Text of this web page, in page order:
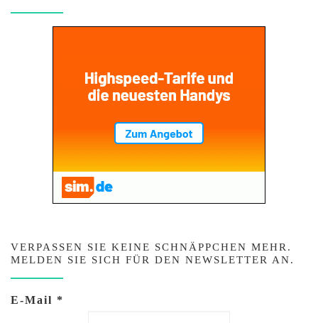
VERPASSEN SIE KEINE SCHNÄPPCHEN MEHR.
MELDEN SIE SICH FÜR DEN NEWSLETTER AN.
E-Mail *